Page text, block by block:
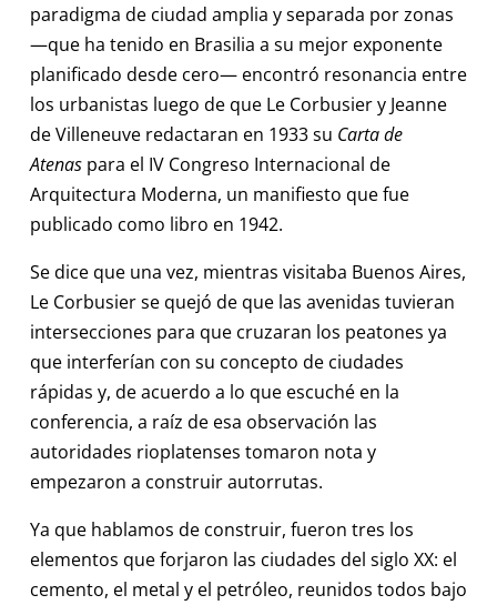
paradigma de ciudad amplia y separada por zonas
—que ha tenido en Brasilia a su mejor exponente
planificado desde cero— encontró resonancia entre
los urbanistas luego de que Le Corbusier y Jeanne
de Villeneuve redactaran en 1933 su Carta de
Atenaspara el IV Congreso Internacional de
Arquitectura Moderna, un manifiesto que fue
publicado como libro en 1942.
Se dice que una vez, mientras visitaba Buenos Aires,
Le Corbusier se quejó de que las avenidas tuvieran
intersecciones para que cruzaran los peatones ya
que interferían con su concepto de ciudades
rápidas y, de acuerdo a lo que escuché en la
conferencia, a raíz de esa observación las
autoridades rioplatenses tomaron nota y
empezaron a construir autorrutas.
Ya que hablamos de construir, fueron tres los
elementos que forjaron las ciudades del siglo XX: el
cemento, el metal y el petróleo, reunidos todos bajo